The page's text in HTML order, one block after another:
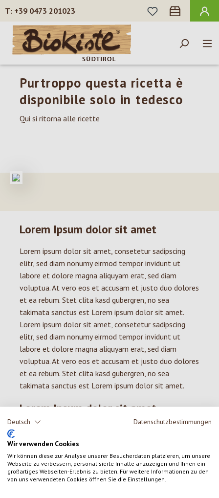
Deutsch Datenschutzbestimmungen
Wir verwenden Cookies
Wir können diese zur Analyse unserer Besucherdaten platzieren, um unsere
Webseite zu verbessern, personalisierte Inhalte anzuzeigen und Ihnen ein
großartiges Webseiten-Erlebnis zu bieten. Für weitere Informationen zu den
von uns verwendeten Cookies öffnen Sie die Einstellungen.
Passa al contenuto principale
+39 0473 201023
HAI 0 ARTICOLI
Purtroppo questa ricetta è
disponibile solo in tedesco
Qui si ritorna alle ricette
Lorem Ipsum dolor sit amet
Lorem ipsum dolor sit amet, consetetur sadipscing
elitr, sed diam nonumy eirmod tempor invidunt ut
labore et dolore magna aliquyam erat, sed diam
voluptua. At vero eos et accusam et justo duo dolores
et ea rebum. Stet clita kasd gubergren, no sea
takimata sanctus est Lorem ipsum dolor sit amet.
Lorem ipsum dolor sit amet, consetetur sadipscing
elitr, sed diam nonumy eirmod tempor invidunt ut
labore et dolore magna aliquyam erat, sed diam
voluptua. At vero eos et accusam et justo duo dolores
et ea rebum. Stet clita kasd gubergren, no sea
takimata sanctus est Lorem ipsum dolor sit amet.
Lorem Ipsum dolor sit amet
elitr, sed diam nonumy eirmod tempor invidunt ut
labore et dolore magna aliquyam erat, sed diam
voluptua. At vero eos et accusam et justo duo dolores
et ea rebum. Stet clita kasd gubergren, no sea